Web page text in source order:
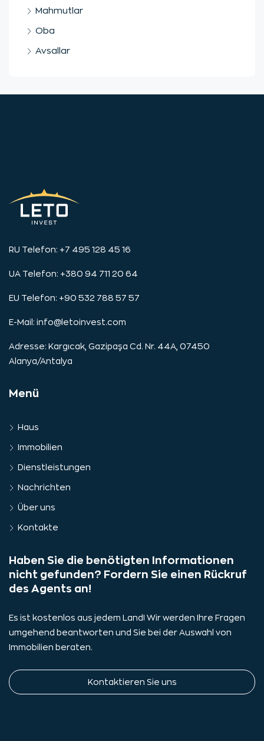
Mahmutlar
Oba
Avsallar
RU Telefon: +7 495 128 45 16
UA Telefon: +380 94 711 20 64
EU Telefon: +90 532 788 57 57
E-Mail: info@letoinvest.com
Adresse: Kargıcak, Gazipaşa Cd. Nr. 44A, 07450
Alanya/Antalya
Menü
Haus
Immobilien
Dienstleistungen
Nachrichten
Über uns
Kontakte
Haben Sie die benötigten Informationen
nicht gefunden? Fordern Sie einen Rückruf
des Agents an!
Es ist kostenlos aus jedem Land! Wir werden Ihre Fragen
umgehend beantworten und Sie bei der Auswahl von
Immobilien beraten.
Kontaktieren Sie uns